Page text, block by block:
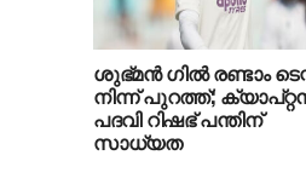
ശുഭ്മന്‍ ഗില്‍ രണ്ടാം
നിന്ന് പുറത്ത്;
പദവി റിഷഭ് പന്തിന്
സാധ്യത